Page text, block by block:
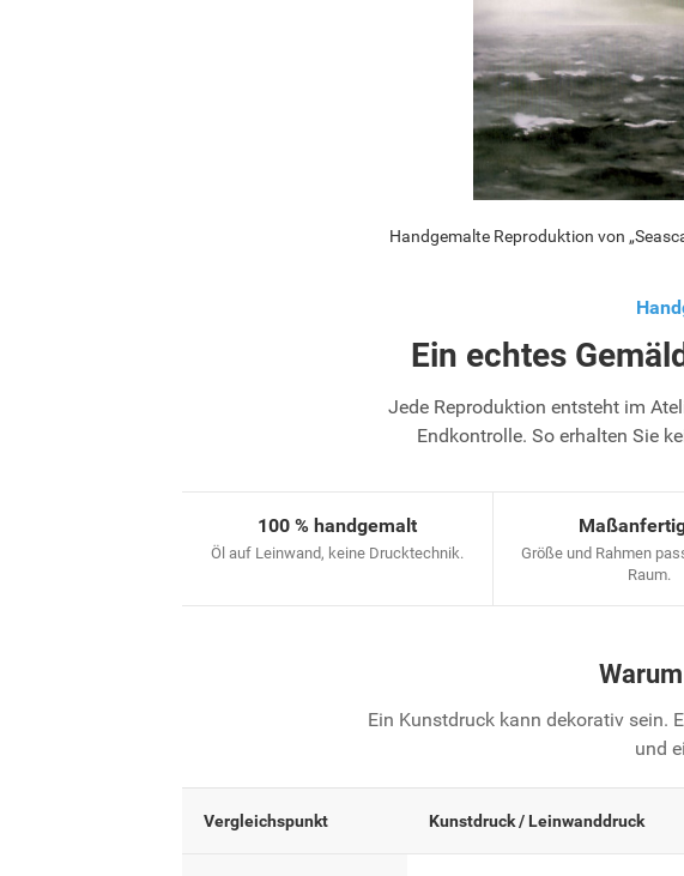
Handgemalte Reproduktion von
Ein echtes
Jede Reproduktion entsteht im
Endkontrolle. So erhalten Sie
100 % handgemalt
Öl auf Leinwand, keine Drucktechnik.
Größe und Rahmen
Raum.
Ein Kunstdruck kann dekorativ sein.
und
Vergleichspunkt Kunstdruck / Leinwanddruck